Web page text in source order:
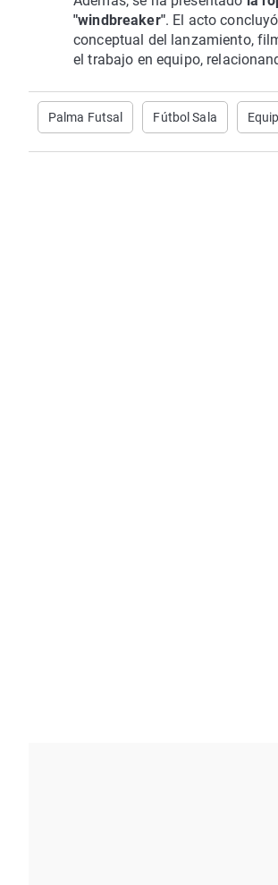
"windbreaker". El acto
conceptual del lanzamiento,
el trabajo en equipo,
Palma Futsal Fútbol Sala